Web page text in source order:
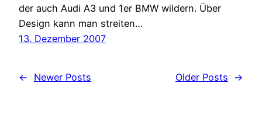
der auch Audi A3 und 1er BMW wildern. Über
Design kann man streiten…
13. Dezember 2007
← Newer Posts Older Posts →